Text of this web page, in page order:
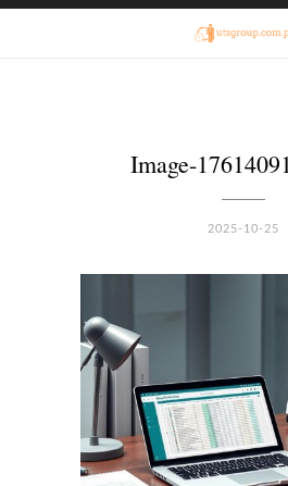
Image-
2025-10-25